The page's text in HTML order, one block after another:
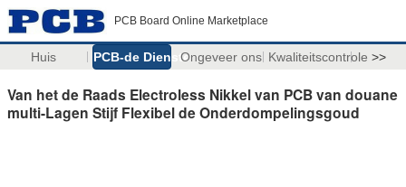
PCB Board Online Marketplace
Huis PCB-de DienstenOngeveer ons Kwaliteitscontrole >>
Van het de Raads Electroless Nikkel van PCB van douane
multi-Lagen Stijf Flexibel de Onderdompelingsgoud